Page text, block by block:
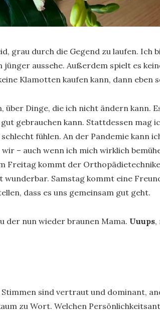
grau durch die Gegend zu laufen. Ich
aussehe. Außerdem spielt es
Klamotten kaufen kann, dann eben
über Dinge, die ich nicht ändern kann.
gebrauchen kann. Stattdessen mag
fühlen. An der Pandemie kann
– auch wenn ich mich wirklich
Freitag kommt der
wunderbar. Samstag kommt eine
dass es uns gemeinsam gut geht.
der nun wieder braunen Mama. Uuups,
sind vertraut und dominant,
zu Wort. Welchen